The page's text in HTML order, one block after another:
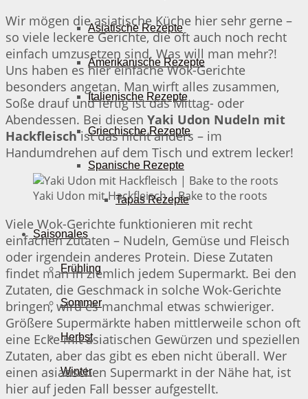
Asiatische Rezepte
Amerikanische Rezepte
Italienische Rezepte
Griechische Rezepte
Spanische Rezepte
Tapas Rezepte
Saisonales
Frühling
Sommer
Herbst
Winter
Wir mögen die asiatische Küche hier sehr gerne –
so viele leckere Gerichte, die oft auch noch recht
einfach umzusetzen sind. Was will man mehr?!
Uns haben es hier einfache Wok-Gerichte
besonders angetan. Man wirft alles zusammen,
Soße drauf und fertig ist das Mittag- oder
Abendessen. Bei diesen Yaki Udon Nudeln mit
Hackfleischist das nicht anders – im
Handumdrehen auf dem Tisch und extrem lecker!
Yaki Udon mit Hackfleisch | Bake to the roots
Viele Wok-Gerichte funktionieren mit recht
einfachen Zutaten – Nudeln, Gemüse und Fleisch
oder irgendein anderes Protein. Diese Zutaten
findet man in ziemlich jedem Supermarkt. Bei den
Zutaten, die Geschmack in solche Wok-Gerichte
bringen, wird es manchmal etwas schwieriger.
Größere Supermärkte haben mittlerweile schon oft
eine Ecke mit asiatischen Gewürzen und speziellen
Zutaten, aber das gibt es eben nicht überall. Wer
einen asiatischen Supermarkt in der Nähe hat, ist
hier auf jeden Fall besser aufgestellt.